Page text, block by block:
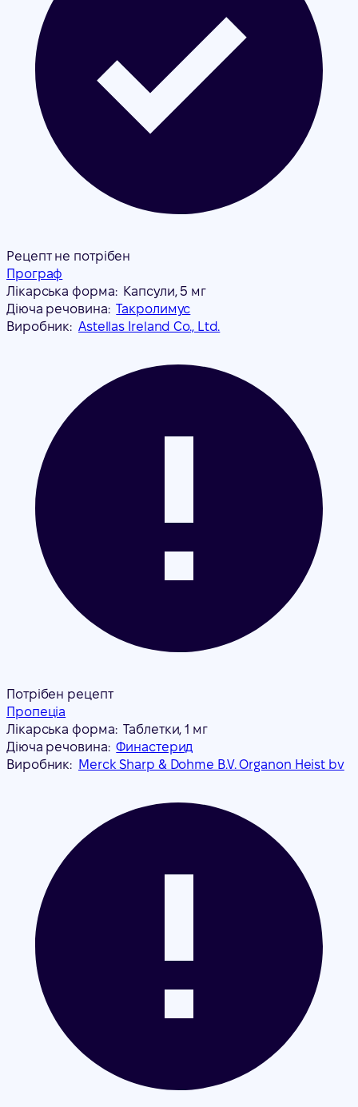
Рецепт не потрібен
Програф
Лікарська форма: Капсули, 5 мг
Діюча речовина: Такролимус
Виробник: Astellas Ireland Co., Ltd.
Потрібен рецепт
Пропеціа
Лікарська форма: Таблетки, 1 мг
Діюча речовина: Финастерид
Виробник: Merck Sharp & Dohme B.V. Organon Heist bv